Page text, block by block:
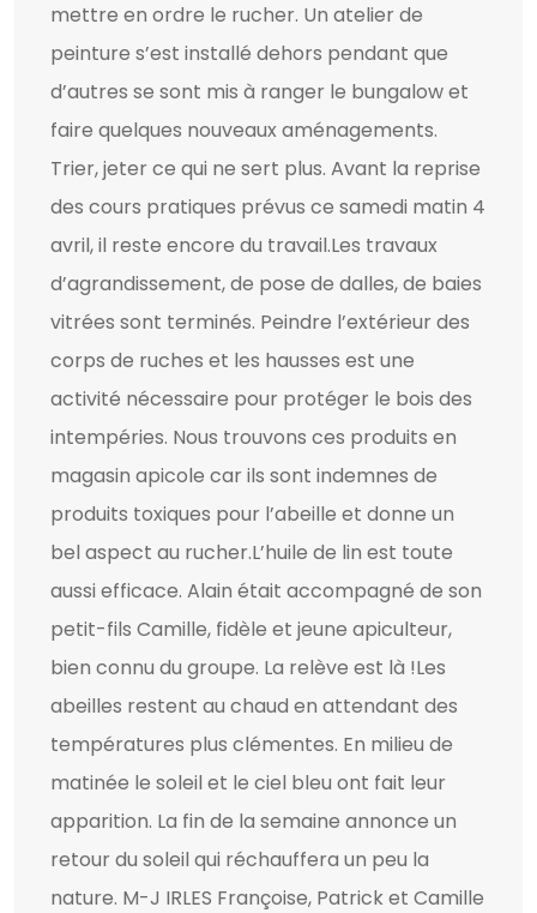
mettre en ordre le rucher. Un atelier de
peinture s’est installé dehors pendant que
d’autres se sont mis à ranger le bungalow et
faire quelques nouveaux aménagements.
Trier, jeter ce qui ne sert plus. Avant la reprise
des cours pratiques prévus ce samedi matin 4
avril, il reste encore du travail.Les travaux
d’agrandissement, de pose de dalles, de baies
vitrées sont terminés. Peindre l’extérieur des
corps de ruches et les hausses est une
activité nécessaire pour protéger le bois des
intempéries. Nous trouvons ces produits en
magasin apicole car ils sont indemnes de
produits toxiques pour l’abeille et donne un
bel aspect au rucher.L’huile de lin est toute
aussi efficace. Alain était accompagné de son
petit-fils Camille, fidèle et jeune apiculteur,
bien connu du groupe. La relève est là !Les
abeilles restent au chaud en attendant des
températures plus clémentes. En milieu de
matinée le soleil et le ciel bleu ont fait leur
apparition. La fin de la semaine annonce un
retour du soleil qui réchauffera un peu la
nature. M-J IRLES Françoise, Patrick et Camille